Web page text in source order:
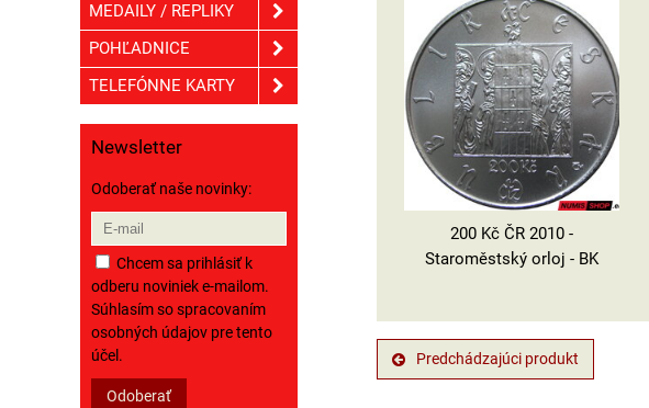
200 Kč ČR 2010 -
Staroměstský orloj - BK
Predchádzajúci produkt
MEDAILY / REPLIKY
POHĽADNICE
TELEFÓNNE KARTY
Newsletter
Odoberať naše novinky:
Chcem sa prihlásiť k
odberu noviniek e-mailom.
Súhlasím so spracovaním
osobných údajov pre tento
účel.
Odoberať